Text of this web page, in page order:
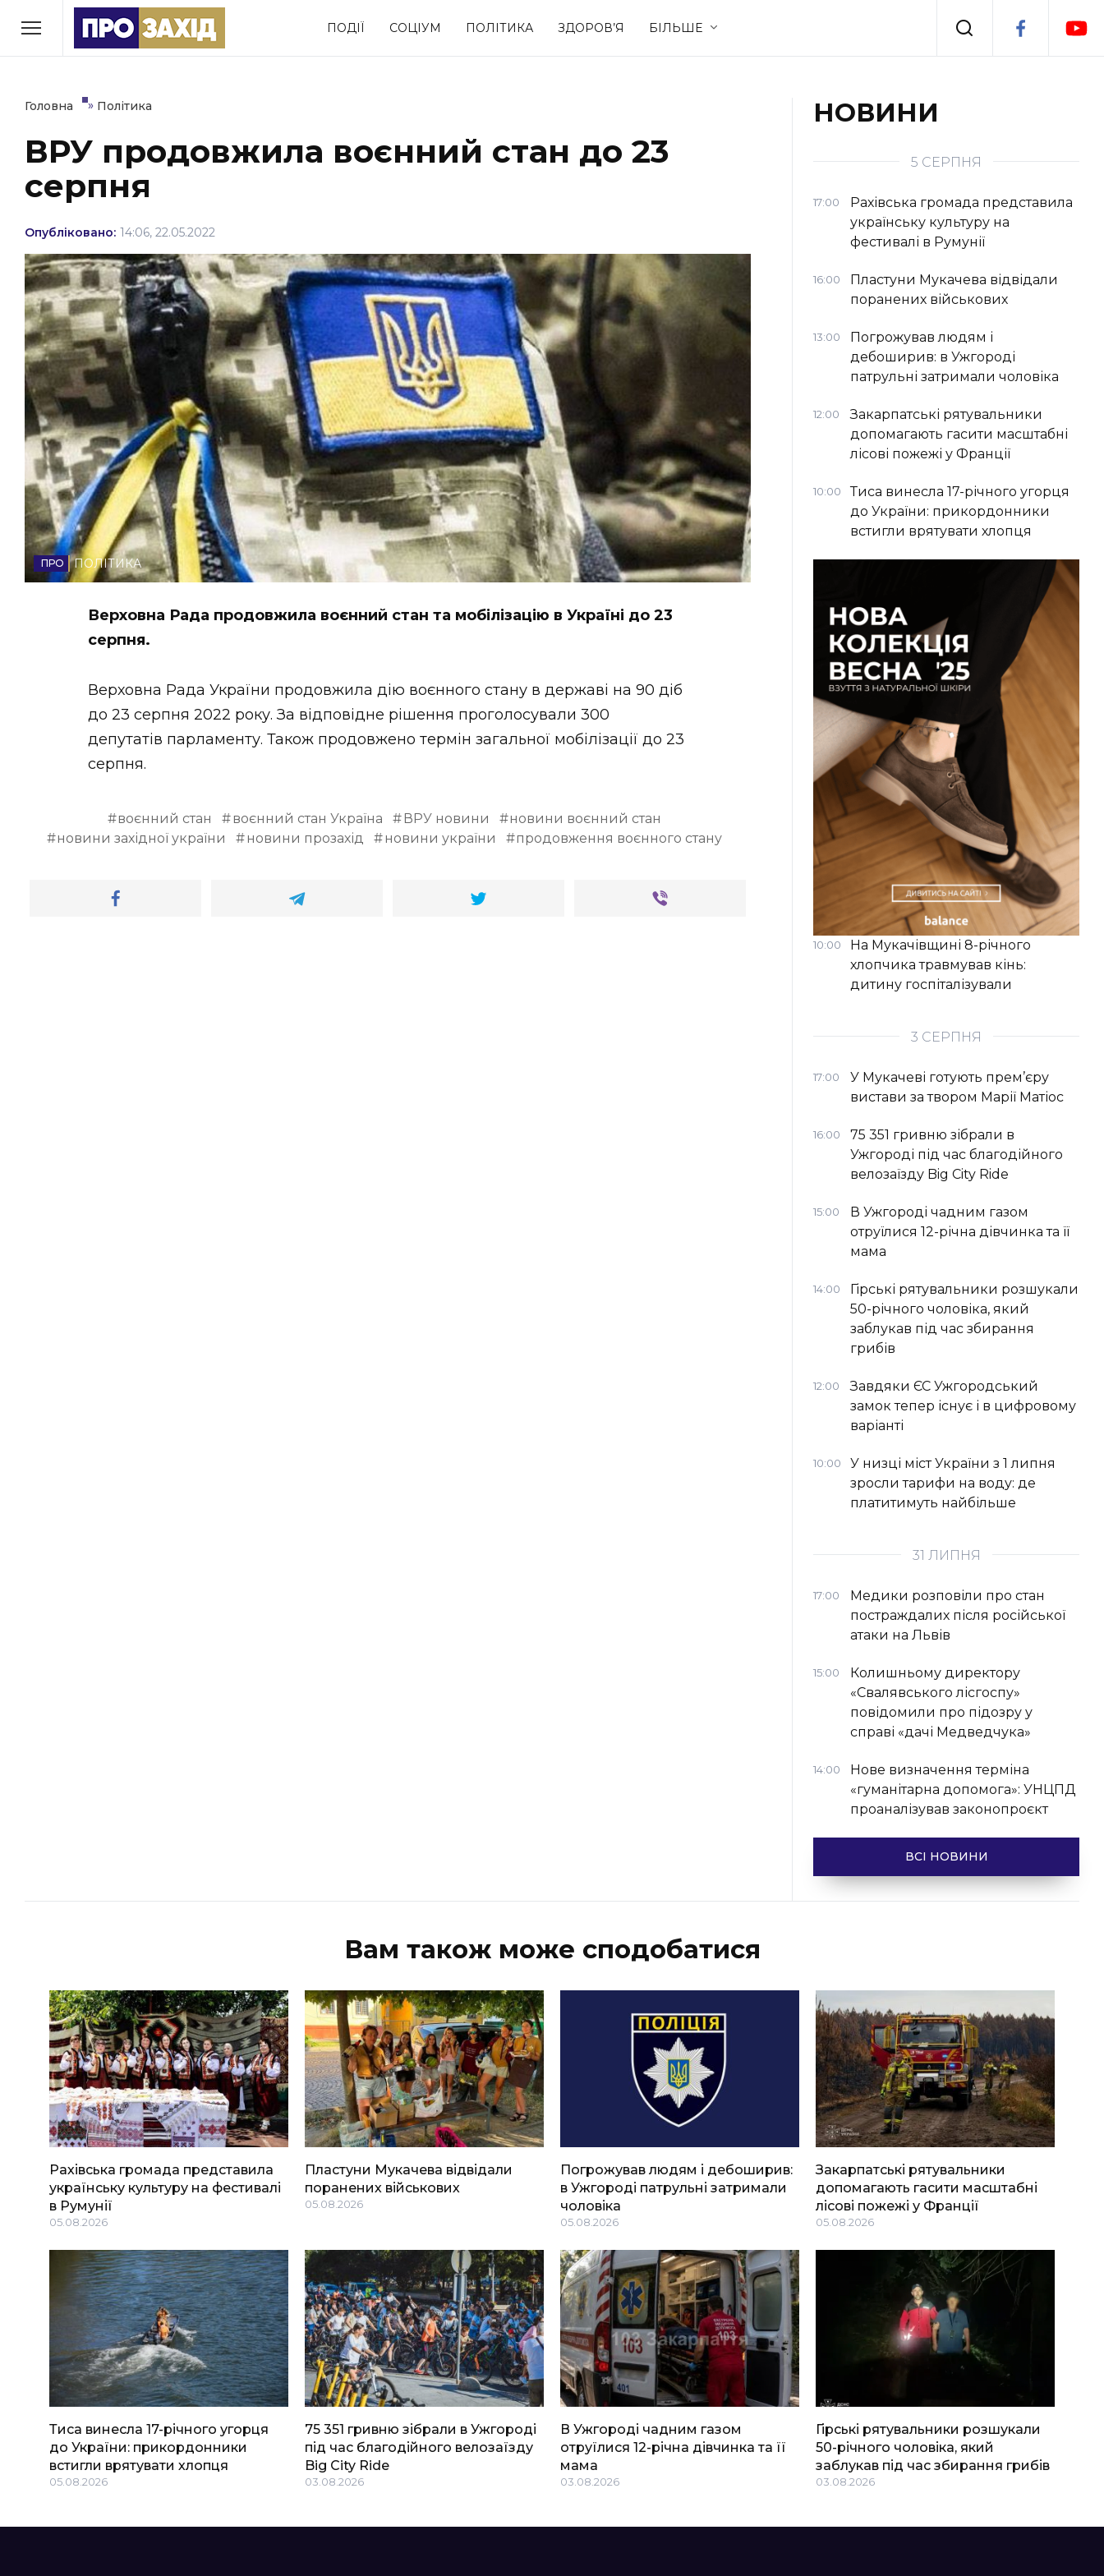
ПОДІЇ СОЦІУМ ПОЛІТИКА ЗДОРОВ’Я БІЛЬШЕ
РУБРИКИ
Економіка Події
Політика Соціум Спорт Стиль життя
Втрачений Ужгород
(відеоверсія)
ЗАКАРПАТСЬКІ НОВИНИ
НОВИНИ ЗАХІДНОЇ УКРАЇНИ
ФОТО
ВІДЕО
Головна » Політика
ВРУ продовжила воєнний стан до 23
серпня
Опубліковано: 14:06, 22.05.2022
ПОЛІТИКА
Верховна Рада продовжила воєнний стан та мобілізацію в Україні до 23
серпня.
Верховна Рада України продовжила дію воєнного стану в державі на 90 діб
до 23 серпня 2022 року. За відповідне рішення проголосували 300
депутатів парламенту. Також продовжено термін загальної мобілізації до 23
серпня.
воєнний стан воєнний стан Україна ВРУ новини
новини воєнний стан
новини західної україни
новини прозахід новини україни продовження воєнного стану
НОВИНИ
5 СЕРПНЯ
17:00
Рахівська громада представила
українську культуру на
фестивалі в Румунії
16:00
Пластуни Мукачева відвідали
поранених військових
13:00
Погрожував людям і
дебоширив: в Ужгороді
патрульні затримали чоловіка
12:00
Закарпатські рятувальники
допомагають гасити масштабні
лісові пожежі у Франції
10:00
Тиса винесла 17-річного угорця
до України: прикордонники
встигли врятувати хлопця
10:00
На Мукачівщині 8-річного
хлопчика травмував кінь:
дитину госпіталізували
3 СЕРПНЯ
17:00
У Мукачеві готують прем’єру
вистави за твором Марії Матіос
16:00
75 351 гривню зібрали в
Ужгороді під час благодійного
велозаїзду Big Сity Ride
15:00
В Ужгороді чадним газом
отруїлися 12-річна дівчинка та її
мама
14:00
Гірські рятувальники розшукали
50-річного чоловіка, який
заблукав під час збирання
грибів
12:00
Завдяки ЄС Ужгородський
замок тепер існує і в цифровому
варіанті
10:00
У низці міст України з 1 липня
зросли тарифи на воду: де
платитимуть найбільше
31 ЛИПНЯ
17:00
Медики розповіли про стан
постраждалих після російської
атаки на Львів
15:00
Колишньому директору
«Свалявського лісгоспу»
повідомили про підозру у
справі «дачі Медведчука»
14:00
Нове визначення терміна
«гуманітарна допомога»: УНЦПД
проаналізував законопроєкт
ВСІ НОВИНИ
Вам також може сподобатися
Рахівська громада представила
українську культуру на фестивалі
в Румунії
05.08.2026
Пластуни Мукачева відвідали
поранених військових
05.08.2026
Погрожував людям і дебоширив:
в Ужгороді патрульні затримали
чоловіка
05.08.2026
Закарпатські рятувальники
допомагають гасити масштабні
лісові пожежі у Франції
05.08.2026
Тиса винесла 17-річного угорця
до України: прикордонники
встигли врятувати хлопця
05.08.2026
75 351 гривню зібрали в Ужгороді
під час благодійного велозаїзду
Big Сity Ride
03.08.2026
В Ужгороді чадним газом
отруїлися 12-річна дівчинка та її
мама
03.08.2026
Гірські рятувальники розшукали
50-річного чоловіка, який
заблукав під час збирання грибів
03.08.2026